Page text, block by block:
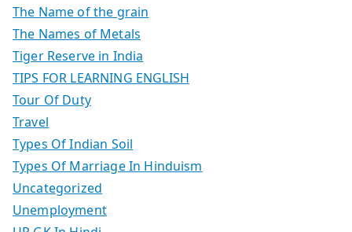
The Name of the grain
The Names of Metals
Tiger Reserve in India
TIPS FOR LEARNING ENGLISH
Tour Of Duty
Travel
Types Of Indian Soil
Types Of Marriage In Hinduism
Uncategorized
Unemployment